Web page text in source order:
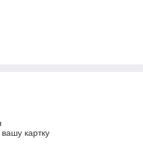
картку